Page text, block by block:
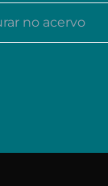
acervo